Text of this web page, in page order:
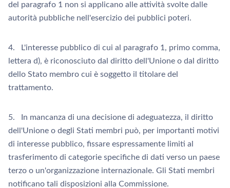
del paragrafo 1 non si applicano alle attività svolte dalle
autorità pubbliche nell'esercizio dei pubblici poteri.
4. L'interesse pubblico di cui al paragrafo 1, primo comma,
lettera d), è riconosciuto dal diritto dell'Unione o dal diritto
dello Stato membro cui è soggetto il titolare del
trattamento.
5. In mancanza di una decisione di adeguatezza, il diritto
dell'Unione o degli Stati membri può, per importanti motivi
di interesse pubblico, fissare espressamente limiti al
trasferimento di categorie specifiche di dati verso un paese
terzo o un'organizzazione internazionale. Gli Stati membri
notificano tali disposizioni alla Commissione.